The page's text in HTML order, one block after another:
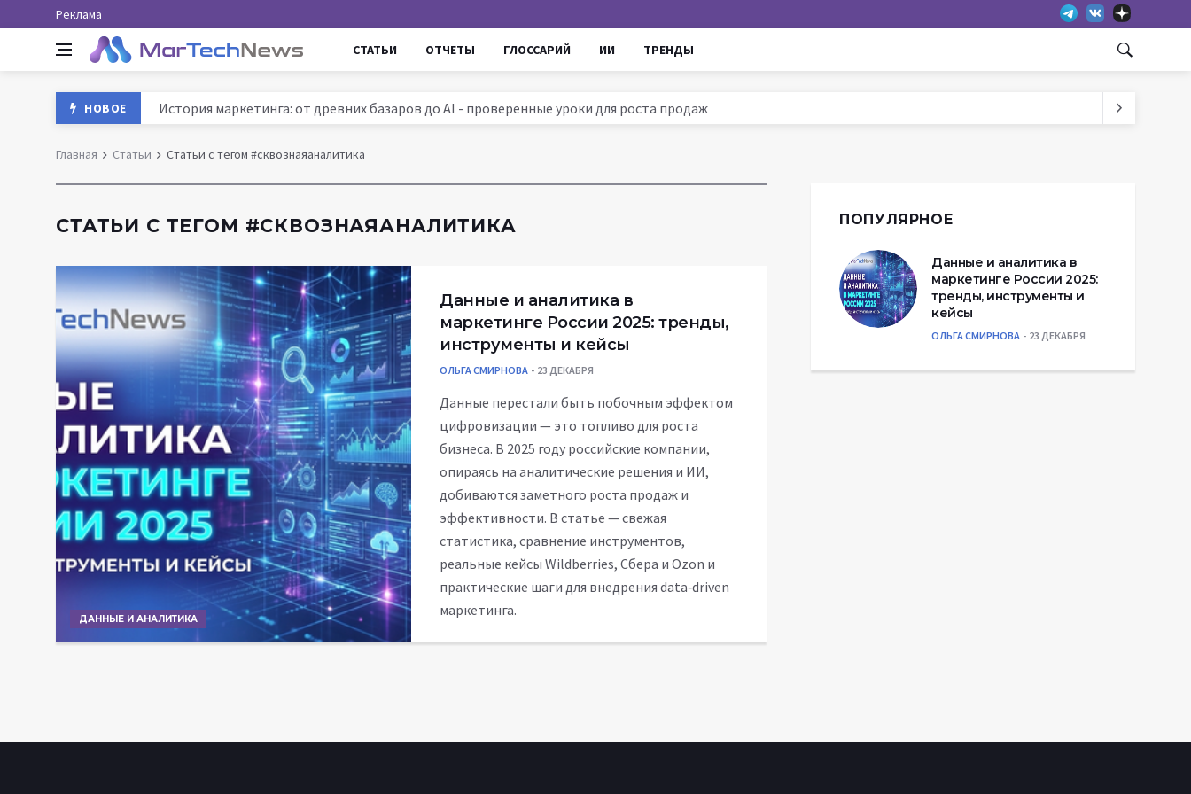
Реклама
СТАТЬИ ОТЧЕТЫ ГЛОССАРИЙ ИИ ТРЕНДЫ
НОВОЕ
Agentic AI в МарТех 2025: как автономные агенты меняют маркетинг и compliance
Данные и аналитика в маркетинге России 2025: тренды, инструменты и кейсы
MarTech: как технологии трансформируют маркетинг и увеличивают ROI
Главная Статьи Статьи с тегом #сквознаяаналитика
СТАТЬИ С ТЕГОМ #СКВОЗНАЯАНАЛИТИКА
ДАННЫЕ И АНАЛИТИКА
Данные и аналитика в
маркетинге России 2025: тренды,
инструменты и кейсы
ОЛЬГА СМИРНОВА 23 ДЕКАБРЯ
Данные перестали быть побочным эффектом
цифровизации — это топливо для роста
бизнеса. В 2025 году российские компании,
опираясь на аналитические решения и ИИ,
добиваются заметного роста продаж и
эффективности. В статье — свежая
статистика, сравнение инструментов,
реальные кейсы Wildberries, Сбера и Ozon и
практические шаги для внедрения data‑driven
маркетинга.
ПОПУЛЯРНОЕ
Данные и аналитика в
маркетинге России 2025:
тренды, инструменты и
кейсы
ОЛЬГА СМИРНОВА 23 ДЕКАБРЯ